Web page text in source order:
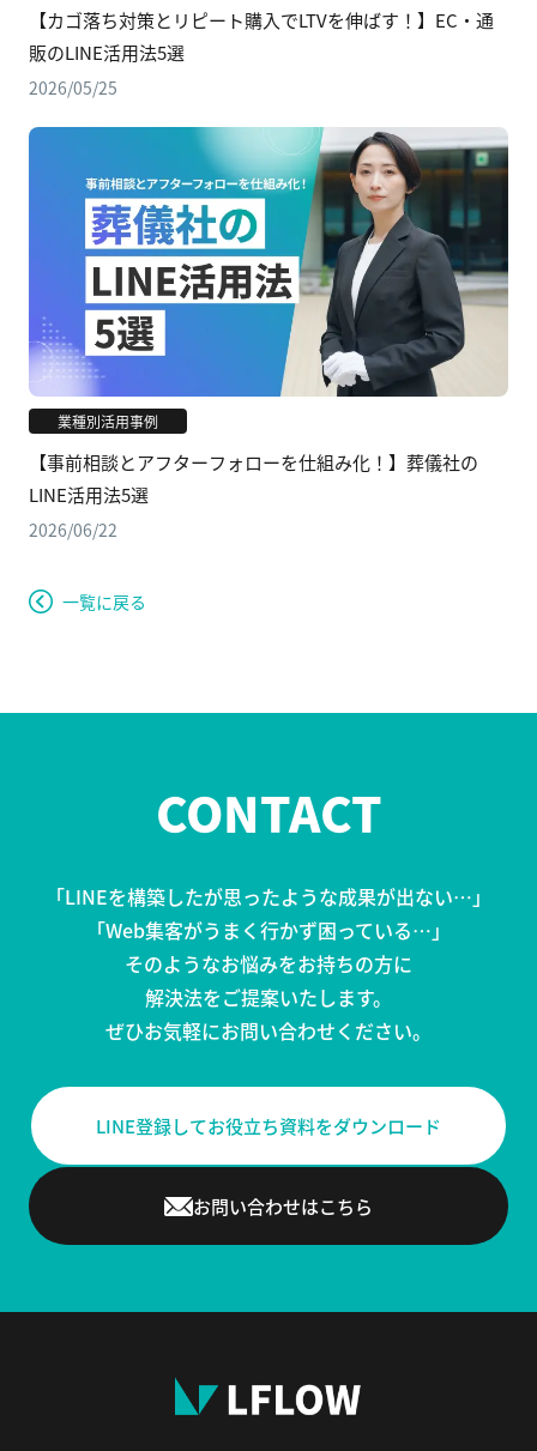
【カゴ落ち対策とリピート購入でLTVを伸ばす！】EC・通
販のLINE活用法5選
2026/05/25
業種別活用事例
【事前相談とアフターフォローを仕組み化！】葬儀社の
LINE活用法5選
2026/06/22
一覧に戻る
CONTACT
「LINEを構築したが思ったような成果が出ない…」
「Web集客がうまく行かず困っている…」
そのようなお悩みをお持ちの方に
解決法をご提案いたします。
ぜひお気軽にお問い合わせください。
LINE登録してお役立ち資料をダウンロード
お問い合わせはこちら